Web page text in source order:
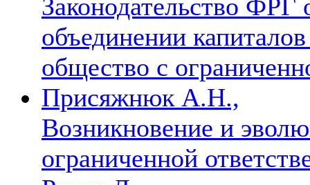
Законодательство
объединении
общество с
Присяжнюк А.Н.,
Возникновение и
ограниченной